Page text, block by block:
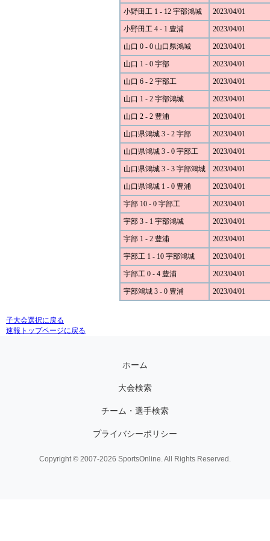
小野田工 1 - 12 宇部鴻城 2023/04/01
小野田工 4 - 1 豊浦 2023/04/01
山口 0 - 0 山口県鴻城 2023/04/01
山口 1 - 0 宇部 2023/04/01
山口 6 - 2 宇部工 2023/04/01
山口 1 - 2 宇部鴻城 2023/04/01
山口 2 - 2 豊浦 2023/04/01
山口県鴻城 3 - 2 宇部 2023/04/01
山口県鴻城 3 - 0 宇部工 2023/04/01
山口県鴻城 3 - 3 宇部鴻城 2023/04/01
山口県鴻城 1 - 0 豊浦 2023/04/01
宇部 10 - 0 宇部工 2023/04/01
宇部 3 - 1 宇部鴻城 2023/04/01
宇部 1 - 2 豊浦 2023/04/01
宇部工 1 - 10 宇部鴻城 2023/04/01
宇部工 0 - 4 豊浦 2023/04/01
宇部鴻城 3 - 0 豊浦 2023/04/01
子大会選択に戻る
速報トップページに戻る
ホーム
大会検索
チーム・選手検索
プライバシーポリシー
Copyright © 2007-2026 SportsOnline. All Rights Reserved.